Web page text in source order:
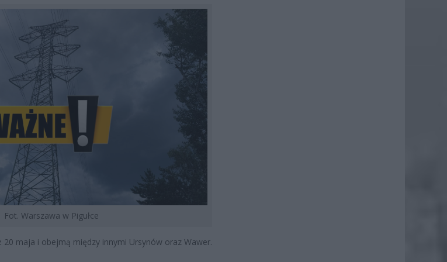
Fot. Warszawa w Pigułce
20 maja i obejmą między innymi Ursynów oraz Wawer.